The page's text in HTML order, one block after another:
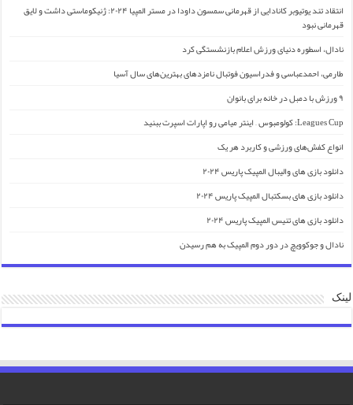
انتقاد تند یوتیوبر کانادایی از قهرمانی سمسون داودا در مستر المپیا ۲۰۲۴: ژنیکوماستی داشت و لایق
قهرمانی نبود
نادال، اسطوره دنیای ورزش اعلام بازنشستگی کرد
طارمی، احمدعباسی و فدراسیون فوتبال نامزدهای بهترین‌های سال آسیا
۹ ورزش با دمبل در خانه برای بانوان
Leagues Cup: کولومبوس – اینتر میامی رو اپارات اسپرت ببنید
انواع کفش‌های ورزشی و کاربرد هر یک
دانلود بازی های والیبال المپیک پاریس ۲۰۲۴
دانلود بازی های بسکتبال المپیک پاریس ۲۰۲۴
دانلود بازی های تنیس المپیک پاریس ۲۰۲۴
نادال و جوکوویچ در دور دوم المپیک به هم رسیدن
لینک